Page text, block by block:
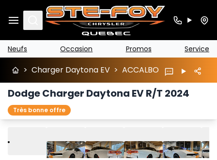
Search
Neufs Occasion Promos Service
> Charger Daytona EV > ACCALBO
Dodge Charger Daytona EV R/T 2024
Très bonne offre
Lire Précédent
Suivant